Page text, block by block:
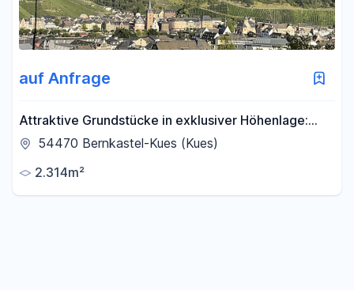
auf Anfrage
Attraktive Grundstücke in exklusiver Höhenlage:
Panoramablick über die Stadt Bernkastel
54470 Bernkastel-Kues (Kues)
2.314m²